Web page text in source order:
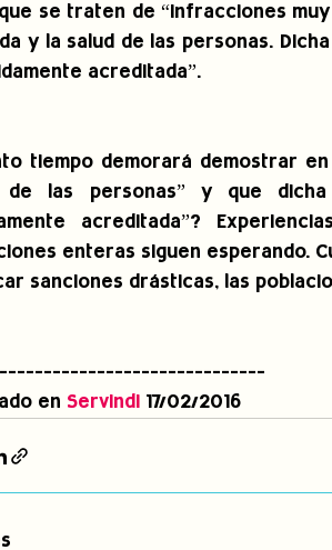
se traten de “infracciones
y la salud de las personas.
acreditada”.
tiempo demorará demostrar
de las personas” y que dicha
acreditada”?
enteras siguen esperando.
sanciones drásticas, las
en Servindi 17/02/2016